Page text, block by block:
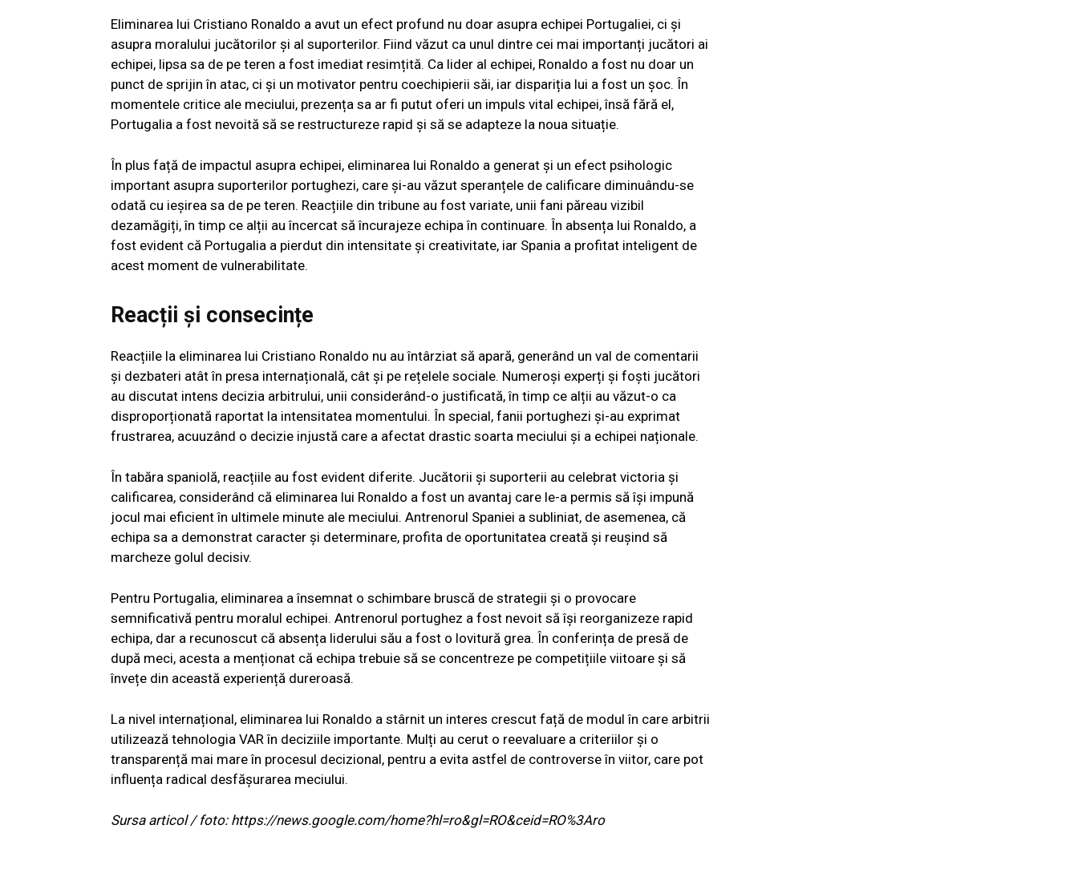
Eliminarea lui Cristiano Ronaldo a avut un efect profund nu doar asupra echipei Portugaliei, ci și
asupra moralului jucătorilor și al suporterilor. Fiind văzut ca unul dintre cei mai importanți jucători ai
echipei, lipsa sa de pe teren a fost imediat resimțită. Ca lider al echipei, Ronaldo a fost nu doar un
punct de sprijin în atac, ci și un motivator pentru coechipierii săi, iar dispariția lui a fost un șoc. În
momentele critice ale meciului, prezența sa ar fi putut oferi un impuls vital echipei, însă fără el,
Portugalia a fost nevoită să se restructureze rapid și să se adapteze la noua situație.
În plus față de impactul asupra echipei, eliminarea lui Ronaldo a generat și un efect psihologic
important asupra suporterilor portughezi, care și-au văzut speranțele de calificare diminuându-se
odată cu ieșirea sa de pe teren. Reacțiile din tribune au fost variate, unii fani păreau vizibil
dezamăgiți, în timp ce alții au încercat să încurajeze echipa în continuare. În absența lui Ronaldo, a
fost evident că Portugalia a pierdut din intensitate și creativitate, iar Spania a profitat inteligent de
acest moment de vulnerabilitate.
Reacții și consecințe
Reacțiile la eliminarea lui Cristiano Ronaldo nu au întârziat să apară, generând un val de comentarii
și dezbateri atât în presa internațională, cât și pe rețelele sociale. Numeroși experți și foști jucători
au discutat intens decizia arbitrului, unii considerând-o justificată, în timp ce alții au văzut-o ca
disproporționată raportat la intensitatea momentului. În special, fanii portughezi și-au exprimat
frustrarea, acuuzând o decizie injustă care a afectat drastic soarta meciului și a echipei naționale.
În tabăra spaniolă, reacțiile au fost evident diferite. Jucătorii și suporterii au celebrat victoria și
calificarea, considerând că eliminarea lui Ronaldo a fost un avantaj care le-a permis să își impună
jocul mai eficient în ultimele minute ale meciului. Antrenorul Spaniei a subliniat, de asemenea, că
echipa sa a demonstrat caracter și determinare, profita de oportunitatea creată și reușind să
marcheze golul decisiv.
Pentru Portugalia, eliminarea a însemnat o schimbare bruscă de strategii și o provocare
semnificativă pentru moralul echipei. Antrenorul portughez a fost nevoit să își reorganizeze rapid
echipa, dar a recunoscut că absența liderului său a fost o lovitură grea. În conferința de presă de
după meci, acesta a menționat că echipa trebuie să se concentreze pe competițiile viitoare și să
învețe din această experiență dureroasă.
La nivel internațional, eliminarea lui Ronaldo a stârnit un interes crescut față de modul în care arbitrii
utilizează tehnologia VAR în deciziile importante. Mulți au cerut o reevaluare a criteriilor și o
transparență mai mare în procesul decizional, pentru a evita astfel de controverse în viitor, care pot
influența radical desfășurarea meciului.
Sursa articol / foto: https://news.google.com/home?hl=ro&gl=RO&ceid=RO%3Aro